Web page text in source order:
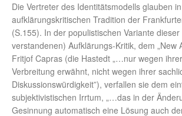
Die Vertreter des Identitätsmodells glauben
aufklärungskritischen Tradition der
(S.155). In der populistischen Variante dieser
verstandenen) Aufklärungs-Kritik, dem „New
Fritjof Capras (die Hastedt „…nur wegen
Verbreitung erwähnt, nicht wegen ihrer
Diskussionswürdigkeit”), verfallen sie dem
subjektivistischen Irrtum, „…das in der
Gesinnung automatisch eine Lösung auch